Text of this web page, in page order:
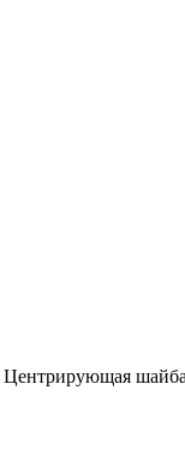
Центрирующая